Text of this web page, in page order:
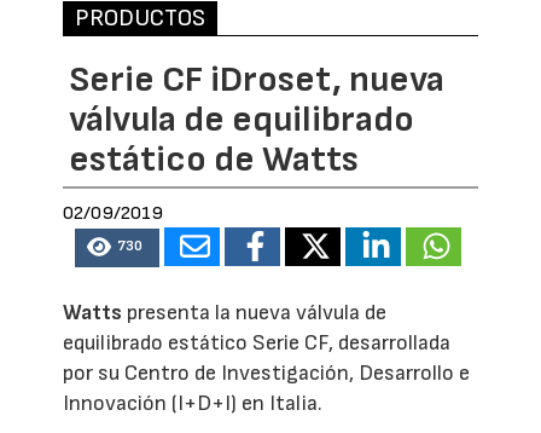
PRODUCTOS
Serie CF iDroset, nueva
válvula de equilibrado
estático de Watts
02/09/2019
730
Watts presenta la nueva válvula de
equilibrado estático Serie CF, desarrollada
por su Centro de Investigación, Desarrollo e
Innovación (I+D+I) en Italia.